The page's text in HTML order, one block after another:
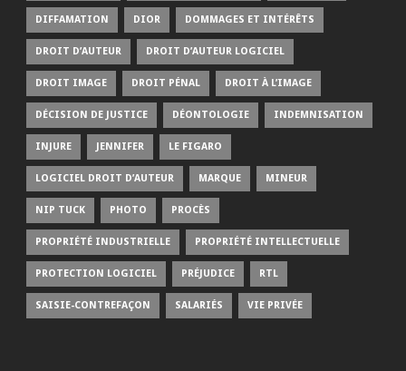
DIFFAMATION DIOR DOMMAGES ET INTÉRÊTS
DROIT D’AUTEUR DROIT D’AUTEUR LOGICIEL
DROIT IMAGE DROIT PÉNAL DROIT À L’IMAGE
DÉCISION DE JUSTICE DÉONTOLOGIE INDEMNISATION
INJURE JENNIFER LE FIGARO
LOGICIEL DROIT D’AUTEUR MARQUE MINEUR
NIP TUCK PHOTO PROCÈS
PROPRIÉTÉ INDUSTRIELLE PROPRIÉTÉ INTELLECTUELLE
PROTECTION LOGICIEL PRÉJUDICE RTL
SAISIE-CONTREFAÇON SALARIÉS VIE PRIVÉE